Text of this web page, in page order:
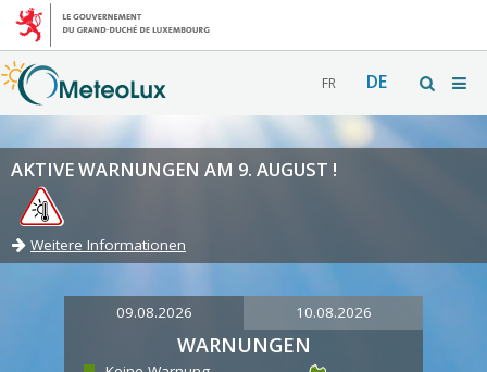
FR DE
AKTIVE WARNUNGEN AM 9. AUGUST !
Weitere Informationen
09.08.2026 10.08.2026
WARNUNGEN